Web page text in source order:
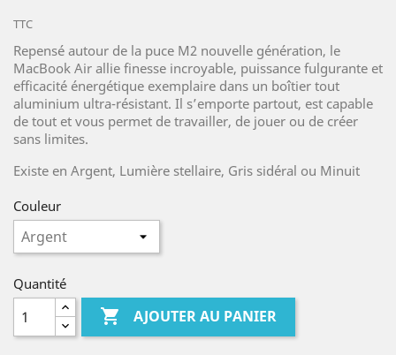
TTC
Repensé autour de la puce M2 nouvelle génération, le
MacBook Air allie finesse incroyable, puissance fulgurante et
efficacité énergétique exemplaire dans un boîtier tout
aluminium ultra-résistant. Il s’emporte partout, est capable
de tout et vous permet de travailler, de jouer ou de créer
sans limites.
Existe en Argent, Lumière stellaire, Gris sidéral ou Minuit
Couleur
Quantité
 AJOUTER AU PANIER